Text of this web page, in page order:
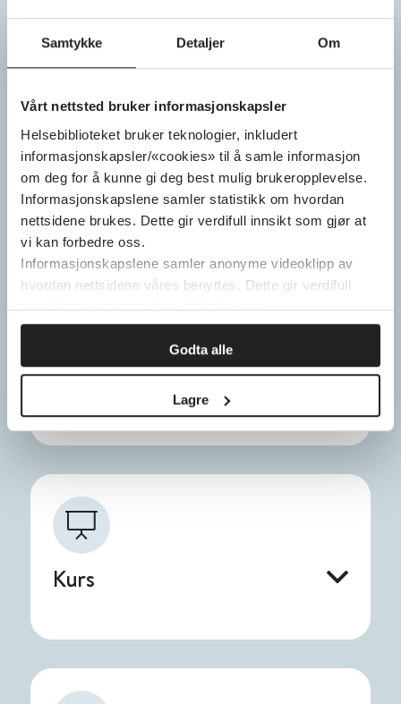
Samtykke Detaljer Om
Vårt nettsted bruker informasjonskapsler
Helsebiblioteket bruker teknologier, inkludert
informasjonskapsler/«cookies» til å samle informasjon
om deg for å kunne gi deg best mulig brukeropplevelse.
Informasjonskapslene samler statistikk om hvordan
nettsidene brukes. Dette gir verdifull innsikt som gjør at
vi kan forbedre oss.
Informasjonskapslene samler anonyme videoklipp av
hvordan nettsidene våres benyttes. Dette gir verdifull
innsikt som gjør at vi kan forbedre oss.
Godta alle
Lagre
Skjemaer
Rapporter
Kurs